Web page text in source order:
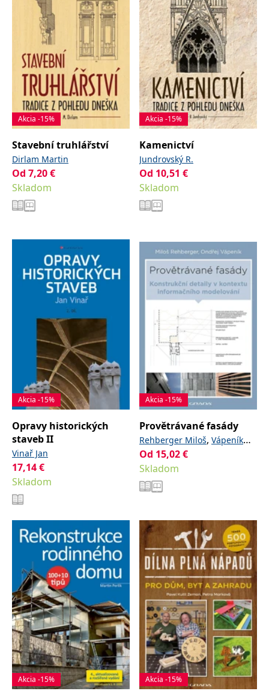
Akcia -15%
Stavební truhlářství
Dirlam Martin
Od 7,20€
Skladom
Akcia -15%
Kamenictví
Jundrovský R.
Od 10,51 €
Skladom
Akcia -15%
Opravy historických
staveb II
Vinař Jan
17,14€
Skladom
Akcia -15%
Provětrávané fasády
Rehberger Miloš, Vápeník
Ondřej
Od 15,02€
Skladom
Akcia -15% Akcia -15%